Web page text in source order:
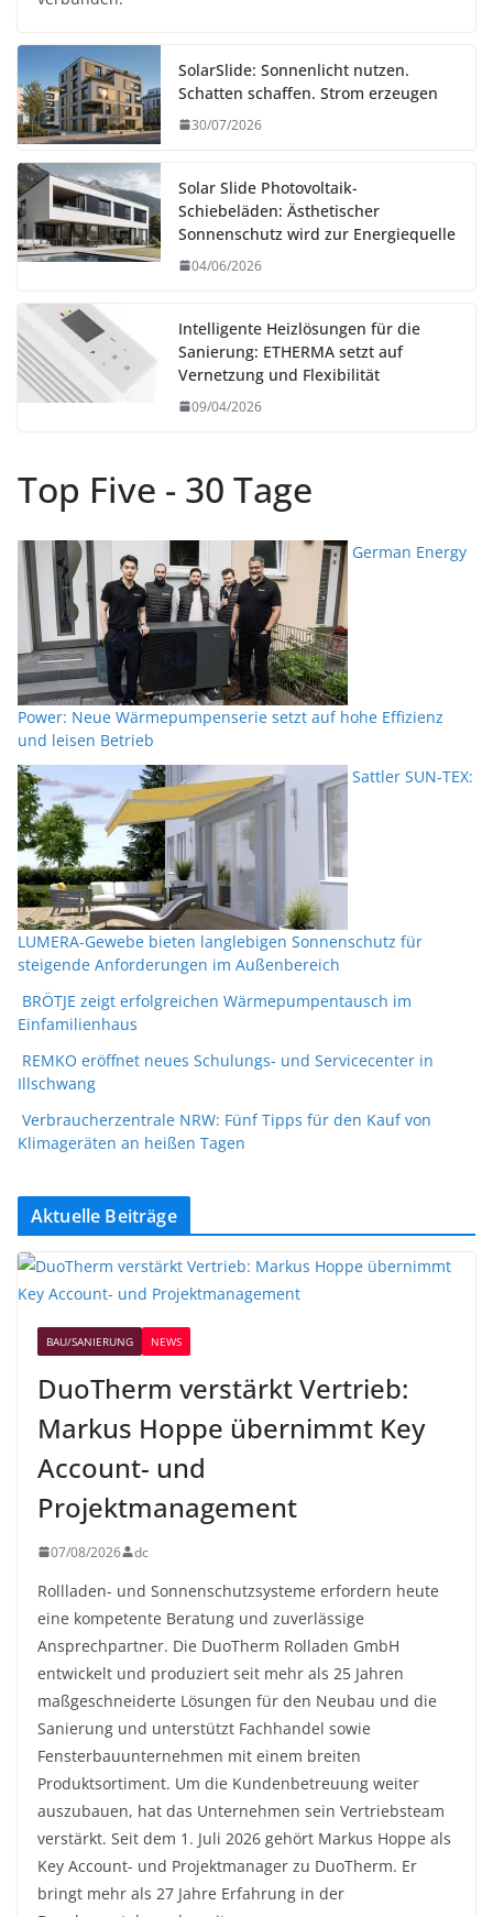
SolarSlide: Sonnenlicht nutzen.
Schatten schaffen. Strom erzeugen
30/07/2026
Solar Slide Photovoltaik-
Schiebeläden: Ästhetischer
Sonnenschutz wird zur Energiequelle
04/06/2026
Intelligente Heizlösungen für die
Sanierung: ETHERMA setzt auf
Vernetzung und Flexibilität
09/04/2026
Top Five - 30 Tage
German Energy
Power: Neue Wärmepumpenserie setzt auf hohe Effizienz
und leisen Betrieb
Sattler SUN-TEX:
LUMERA-Gewebe bieten langlebigen Sonnenschutz für
steigende Anforderungen im Außenbereich
BRÖTJE zeigt erfolgreichen Wärmepumpentausch im
Einfamilienhaus
REMKO eröffnet neues Schulungs- und Servicecenter in
Illschwang
Verbraucherzentrale NRW: Fünf Tipps für den Kauf von
Klimageräten an heißen Tagen
Aktuelle Beiträge
BAU/SANIERUNG NEWS
DuoTherm verstärkt Vertrieb:
Markus Hoppe übernimmt Key
Account- und
Projektmanagement
07/08/2026 dc
Rollladen- und Sonnenschutzsysteme erfordern heute
eine kompetente Beratung und zuverlässige
Ansprechpartner. Die DuoTherm Rolladen GmbH
entwickelt und produziert seit mehr als 25 Jahren
maßgeschneiderte Lösungen für den Neubau und die
Sanierung und unterstützt Fachhandel sowie
Fensterbauunternehmen mit einem breiten
Produktsortiment. Um die Kundenbetreuung weiter
auszubauen, hat das Unternehmen sein Vertriebsteam
verstärkt. Seit dem 1. Juli 2026 gehört Markus Hoppe als
Key Account- und Projektmanager zu DuoTherm. Er
bringt mehr als 27 Jahre Erfahrung in der